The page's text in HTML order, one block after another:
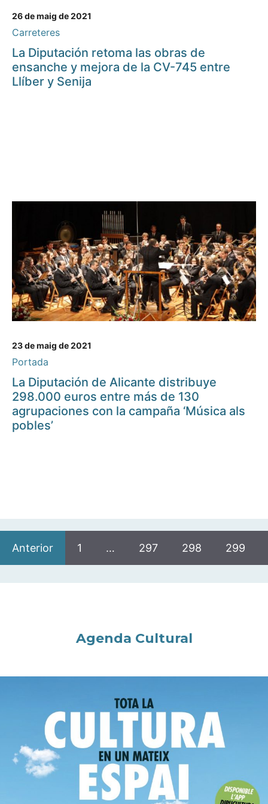
26 de maig de 2021
Carreteres
La Diputación retoma las obras de
ensanche y mejora de la CV-745 entre
Llíber y Senija
23 de maig de 2021
Portada
La Diputación de Alicante distribuye
298.000 euros entre más de 130
agrupaciones con la campaña ‘Música als
pobles’
Anterior 1 … 297 298 299
Agenda Cultural